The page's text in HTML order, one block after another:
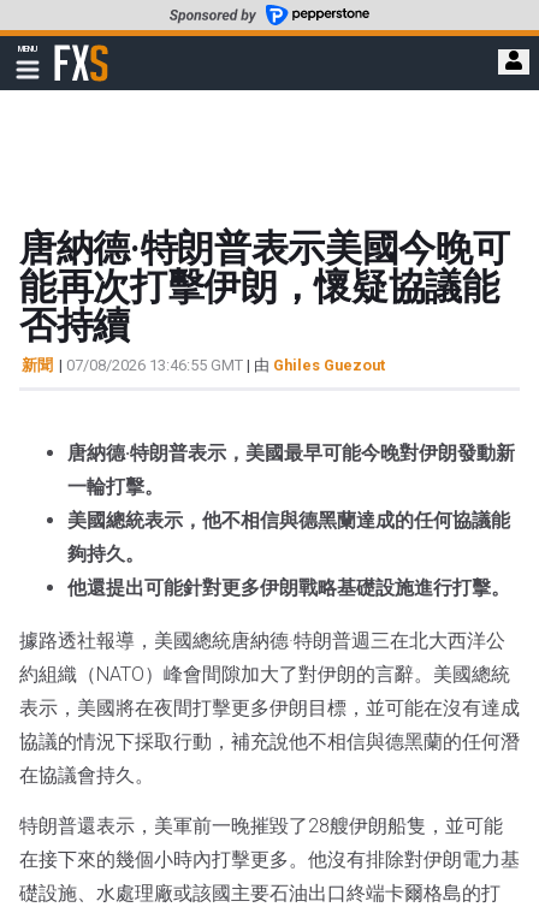
至
要
MENU
顯
示
FXStreet
唐納德·特朗普表示美國今晚可
能再次打擊伊朗，懷疑協議能
否持續
新聞 | 07/08/2026 13:46:55 GMT | 由 Ghiles Guezout
唐納德·特朗普表示，美國最早可能今晚對伊朗發動新
一輪打擊。
美國總統表示，他不相信與德黑蘭達成的任何協議能
夠持久。
他還提出可能針對更多伊朗戰略基礎設施進行打擊。
據路透社報導，美國總統唐納德·特朗普週三在北大西洋公
約組織（NATO）峰會間隙加大了對伊朗的言辭。美國總統
表示，美國將在夜間打擊更多伊朗目標，並可能在沒有達成
協議的情況下採取行動，補充說他不相信與德黑蘭的任何潛
在協議會持久。
特朗普還表示，美軍前一晚摧毀了28艘伊朗船隻，並可能
在接下來的幾個小時內打擊更多。他沒有排除對伊朗電力基
礎設施、水處理廠或該國主要石油出口終端卡爾格島的打